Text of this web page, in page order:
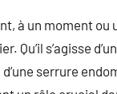
à un moment ou
Qu’il s’agisse
d’une serrure